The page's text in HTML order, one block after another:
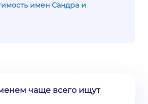
имен Сандра и
чаще всего ищут